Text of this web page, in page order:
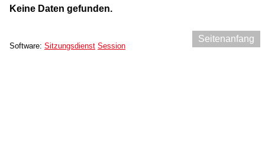
Keine Daten gefunden.
Seitenanfang
Software: Sitzungsdienst Session